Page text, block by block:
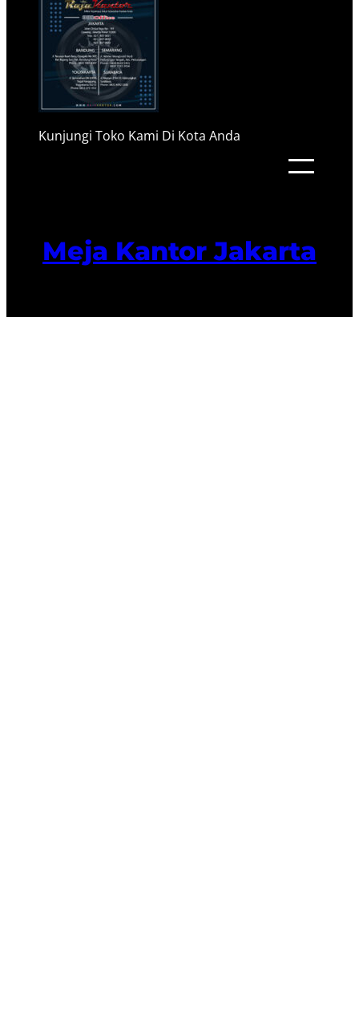
Kunjungi Toko Kami Di Kota Anda
Meja Kantor Jakarta